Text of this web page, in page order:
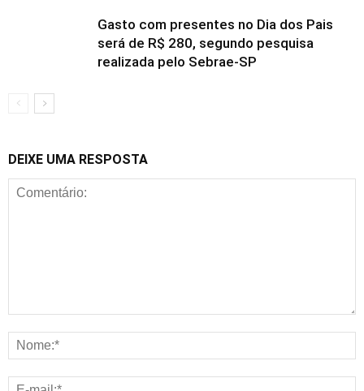
Gasto com presentes no Dia dos Pais
será de R$ 280, segundo pesquisa
realizada pelo Sebrae-SP
DEIXE UMA RESPOSTA